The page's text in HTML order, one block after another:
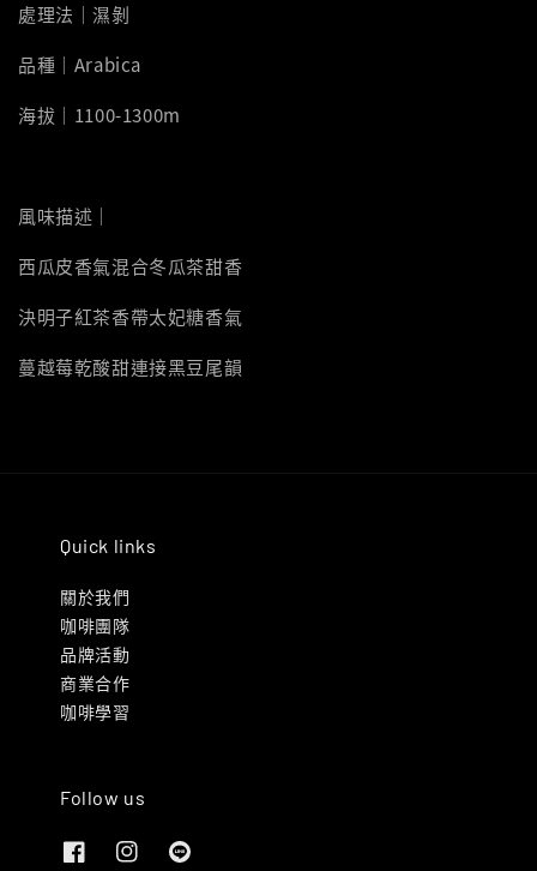
處理法｜濕剝
品種｜Arabica
海拔｜1100-1300m
風味描述｜
西瓜皮香氣混合冬瓜茶甜香
決明子紅茶香帶太妃糖香氣
蔓越莓乾酸甜連接黑豆尾韻
Quick links
關於我們
咖啡團隊
品牌活動
商業合作
咖啡學習
Follow us